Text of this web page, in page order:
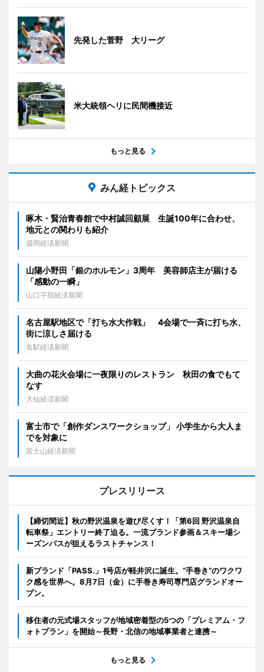
先発した菅野 大リーグ
米大統領ヘリに民間機接近
もっと見る
みん経トピックス
啄木・賢治青春館で中村誠回顧展 生誕100年に合わせ、
地元との関わりも紹介
盛岡経済新聞
山陽小野田「銀のホルモン」3周年 美容師店主が届ける
「感動の一瞬」
山口宇部経済新聞
名古屋駅地区で「打ち水大作戦」 4会場で一斉に打ち水、
街に涼しさ届ける
名駅経済新聞
大曲の花火会場に一夜限りのレストラン 秋田の食でもて
なす
大仙経済新聞
富士市で「創作ダンスワークショップ」 小学生から大人ま
でを対象に
富士山経済新聞
プレスリリース
【締切間近】秋の野沢温泉を遊び尽くす！「第6回 野沢温泉自
転車祭」エントリー終了迫る。一流ブランド参画＆スキー場シ
ーズンパスが狙えるラストチャンス！
新ブランド「PASS.」1号店が軽井沢に誕生。“手巻き”のワクワ
ク感を世界へ。8月7日（金）に手巻き寿司専門店グランドオー
プン。
移住者の元式場スタッフが地域密着型の5つの「プレミアム・フ
ォトプラン」を開始～長野・北信の地域事業者と連携～
もっと見る